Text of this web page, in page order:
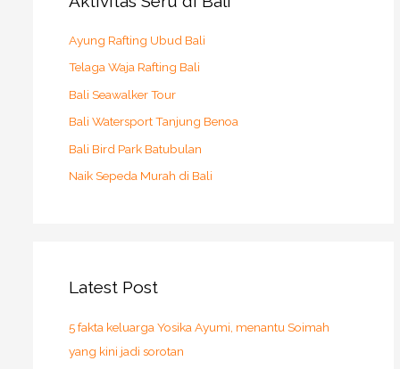
Ayung Rafting Ubud Bali
Telaga Waja Rafting Bali
Bali Seawalker Tour
Bali Watersport Tanjung Benoa
Bali Bird Park Batubulan
Naik Sepeda Murah di Bali
Latest Post
5 fakta keluarga Yosika Ayumi, menantu Soimah
yang kini jadi sorotan